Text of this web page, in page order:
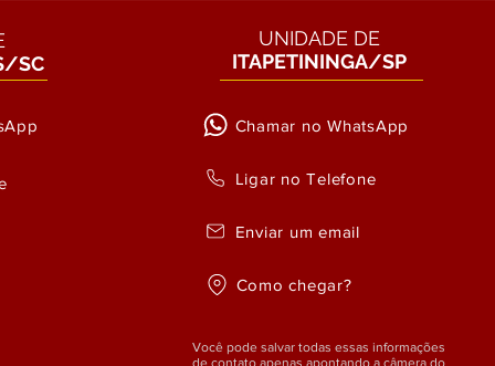
SC
UNIDADE DE
ITAPETININGA/SP
Chamar no WhatsApp
Ligar no Telefone
Enviar um email
Como chegar?
Você pode salvar todas essas informações
de contato apenas apontando a câmera do